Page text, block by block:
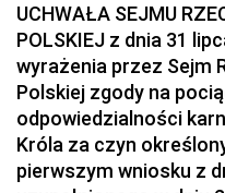
UCHWAŁA SEJMU
POLSKIEJ z dnia 31
wyrażenia przez Sejm
Polskiej zgody na
odpowiedzialności
Króla za czyn
pierwszym wniosku z